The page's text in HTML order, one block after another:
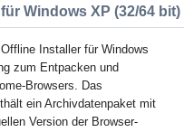
Windows XP (32/64 bit)
Installer für Windows
zum Entpacken und
Browsers. Das
ein Archivdatenpaket mit
Version der Browser-